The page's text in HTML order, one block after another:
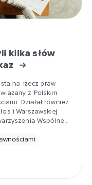
kilka słów
na rzecz praw
z Polskim
Działał również
i Warszawskiej
Wspólne…